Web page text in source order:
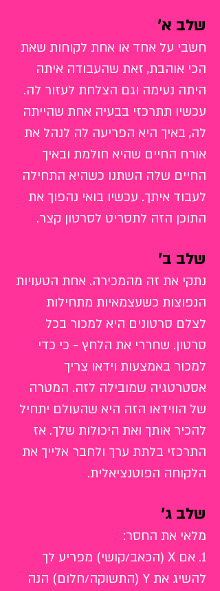
שלב א'
חשבי על אחד או אחת לקוחות שאת
הכי אוהבת, זאת שהעבודה איתה
היתה נעימה וגם הצלחת לעזור לה.
עכשיו תתרכזי בבעיה אחת שהייתה
לה, באיך היא הפריעה לה לנהל את
אורח החיים שהיא חולמת ובאיך
החיים שלה השתנו כשהיא התחילה
לעבוד איתך. עכשיו בואי נהפוך את
התוכן הזה לתסריט לסרטון קצר.
שלב ב'
נתקי את זה מהמכירה. אחת הטעויות
הנפוצות כשעצמאיות מתחילות
לצלם סרטונים היא למכור בכל
סרטון. שחררי את הלחץ - כי כדי
למכור באמצעות וידאו צריך
אסטרטגיה שמובילה לזה. המטרה
של הווידאו הזה היא שהעולם יתחיל
להכיר אותך ואת היכולות שלך. אז
התרכזי בלתת ערך ולחבר אלייך את
הלקוחה הפוטנציאלית.
שלב ג'
מלאי את החסר:
1. אם X (הכאב/קושי) מפריע
לך
להשיג את Y (התשוקה/חלום) הנה